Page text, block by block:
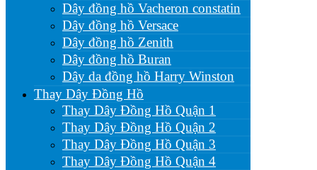
Dây đồng hồ Vacheron constatin
Dây đồng hồ Versace
Dây đồng hồ Zenith
Dây đồng hồ Buran
Dây da đồng hồ Harry Winston
Thay Dây Đồng Hồ
Thay Dây Đồng Hồ Quận 1
Thay Dây Đồng Hồ Quận 2
Thay Dây Đồng Hồ Quận 3
Thay Dây Đồng Hồ Quận 4